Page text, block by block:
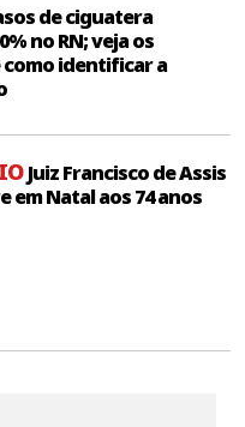
de ciguatera
no RN; veja os
como identificar a
Juiz Francisco de Assis
em Natal aos 74 anos